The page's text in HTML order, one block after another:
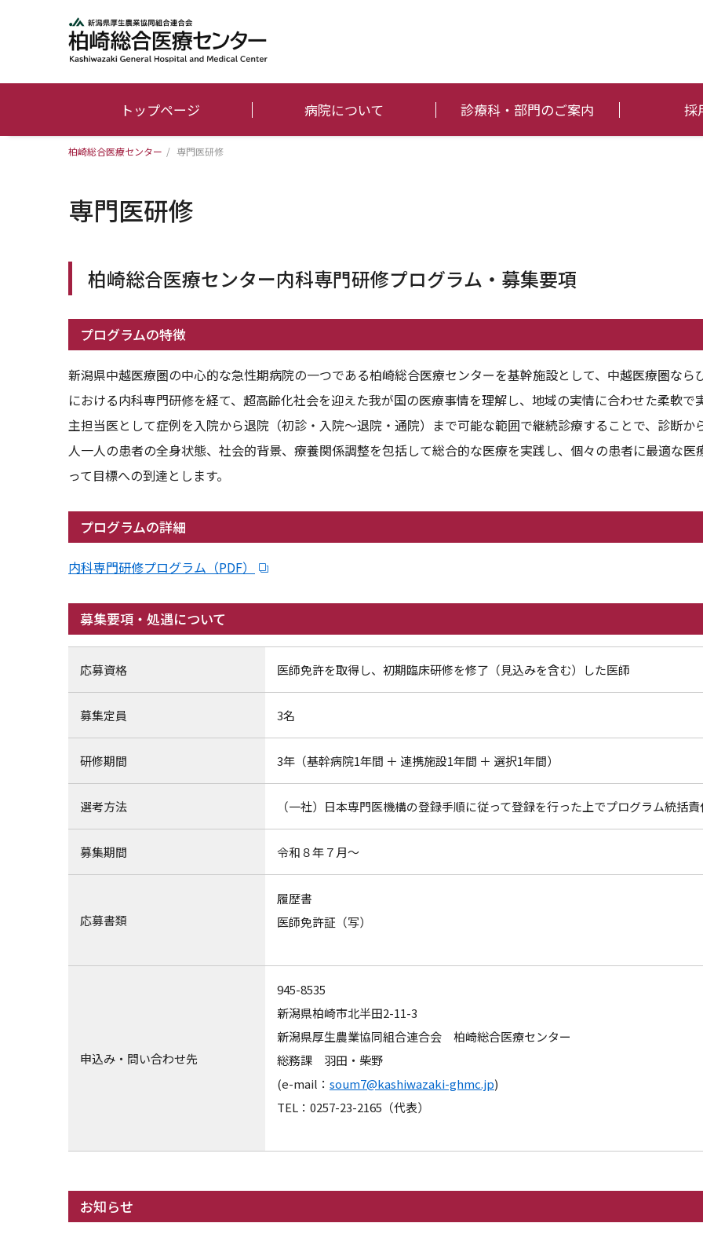
トップページ 病院について 診療科・部門のご案内 採
柏崎総合医療センター / 専門医研修
専門医研修
柏崎総合医療センター内科専門研修プログラム・募集要項
プログラムの特徴
新潟県中越医療圏の中心的な急性期病院の一つである柏崎総合医療センターを基幹施設として、中越医療圏な
における内科専門研修を経て、超高齢化社会を迎えた我が国の医療事情を理解し、地域の実情に合わせた柔軟で
主担当医として症例を入院から退院（初診・入院～退院・通院）まで可能な範囲で継続診療することで、診断
人一人の患者の全身状態、社会的背景、療養関係調整を包括して総合的な医療を実践し、個々の患者に最適な
って目標への到達とします。
プログラムの詳細
内科専門研修プログラム（PDF）
募集要項・処遇について
応募資格 医師免許を取得し、初期臨床研修を修了（見込みを含む）した医師
募集定員 3名
研修期間 3年（基幹病院1年間 ＋ 連携施設1年間 ＋ 選択1年間）
選考方法 （一社）日本専門医機構の登録手順に従って登録を行った上でプログラム統括
募集期間 令和８年７月～
応募書類
履歴書
医師免許証（写）
申込み・問い合わせ先
945-8535
新潟県柏崎市北半田2-11-3
新潟県厚生農業協同組合連合会 柏崎総合医療センター
総務課 羽田・柴野
(e-mail： soum7@kashiwazaki-ghmc.jp)
TEL：0257-23-2165（代表）
お知らせ